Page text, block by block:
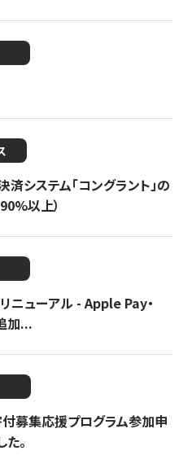
システム「コングラント」の
以上）
ニューアル - Apple Pay・
加...
付募集応援プログラム参加申
。